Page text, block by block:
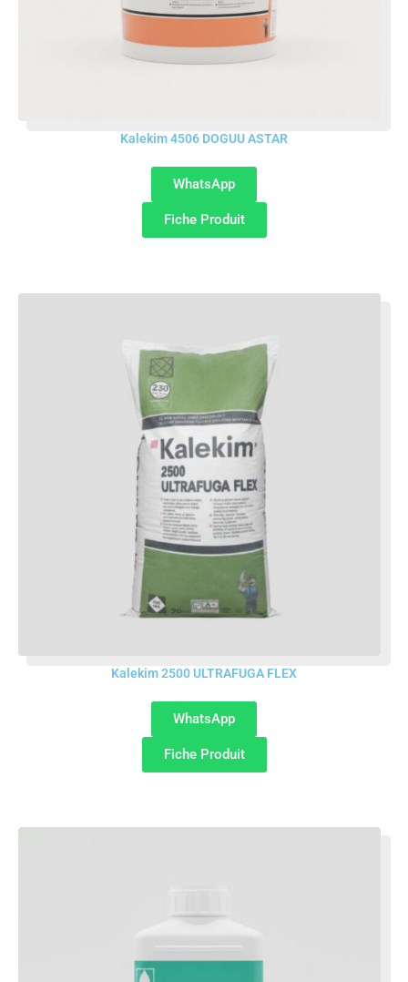
Kalekim 4506 DOGUU ASTAR
WhatsApp
Fiche Produit
Kalekim 2500 ULTRAFUGA FLEX
WhatsApp
Fiche Produit